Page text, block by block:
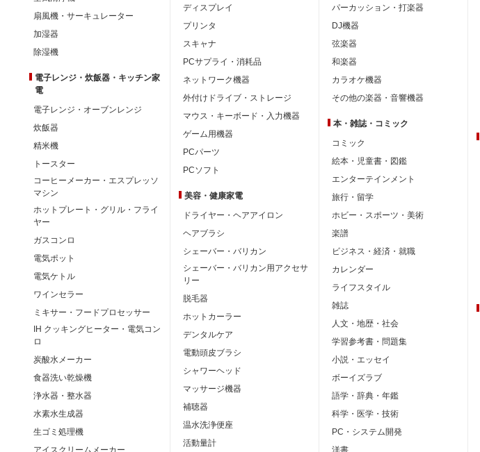
扇風機・サーキュレーター
加湿器
除湿機
電子レンジ・炊飯器・キッチン家
電
電子レンジ・オーブンレンジ
炊飯器
精米機
トースター
コーヒーメーカー・エスプレッソ
マシン
ホットプレート・グリル・フライ
ヤー
ガスコンロ
電気ポット
電気ケトル
ワインセラー
ミキサー・フードプロセッサー
IH クッキングヒーター・電気コン
ロ
炭酸水メーカー
食器洗い乾燥機
浄水器・整水器
水素水生成器
生ゴミ処理機
アイスクリームメーカー
ディスプレイ
プリンタ
スキャナ
PCサプライ・消耗品
ネットワーク機器
外付けドライブ・ストレージ
マウス・キーボード・入力機器
ゲーム用機器
PCパーツ
PCソフト
美容・健康家電
ドライヤー・ヘアアイロン
ヘアブラシ
シェーバー・バリカン
シェーバー・バリカン用アクセサ
リー
脱毛器
ホットカーラー
デンタルケア
電動頭皮ブラシ
シャワーヘッド
マッサージ機器
補聴器
温水洗浄便座
活動量計
パーカッション・打楽器
DJ機器
弦楽器
和楽器
カラオケ機器
その他の楽器・音響機器
本・雑誌・コミック
コミック
絵本・児童書・図鑑
エンターテインメント
旅行・留学
ホビー・スポーツ・美術
楽譜
ビジネス・経済・就職
カレンダー
ライフスタイル
雑誌
人文・地歴・社会
学習参考書・問題集
小説・エッセイ
ボーイズラブ
語学・辞典・年鑑
科学・医学・技術
PC・システム開発
洋書